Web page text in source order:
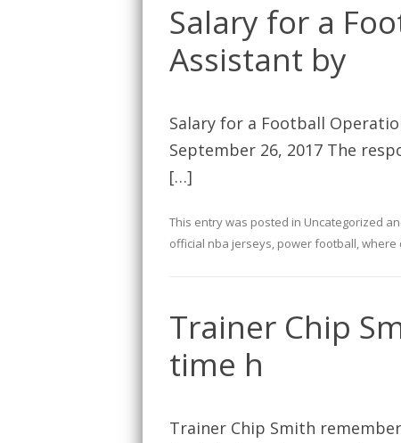
Salary for a
Assistant by
Salary for a Football
September 26, 2017 The
[…]
This entry was posted in Uncategorized
official nba jerseys, power football,where
Trainer Chip
time h
Trainer Chip Smith